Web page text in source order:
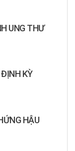
UNG THƯ
KỲ
HẬU